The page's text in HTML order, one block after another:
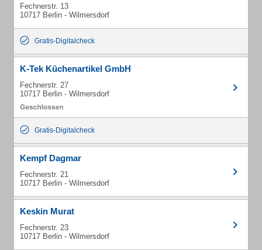
Fechnerstr. 13
10717 Berlin - Wilmersdorf
Gratis-Digitalcheck
K-Tek Küchenartikel GmbH
Fechnerstr. 27
10717 Berlin - Wilmersdorf
Gratis-Digitalcheck
Kempf Dagmar
Fechnerstr. 21
10717 Berlin - Wilmersdorf
Keskin Murat
Fechnerstr. 23
10717 Berlin - Wilmersdorf